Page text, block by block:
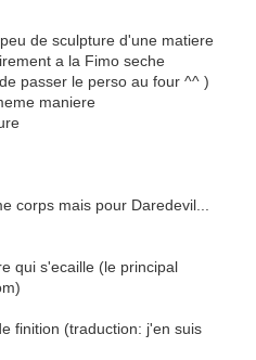
de sculpture d'une matiere
a la Fimo seche
passer le perso au four ^^ )
maniere
corps mais pour Daredevil...
qui s'ecaille (le principal
finition (traduction: j'en suis